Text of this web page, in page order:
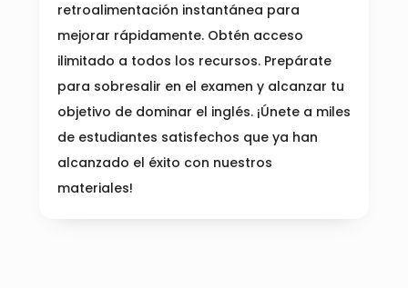
retroalimentación instantánea para
mejorar rápidamente. Obtén acceso
ilimitado a todos los recursos. Prepárate
para sobresalir en el examen y alcanzar tu
objetivo de dominar el inglés. ¡Únete a miles
de estudiantes satisfechos que ya han
alcanzado el éxito con nuestros
materiales!